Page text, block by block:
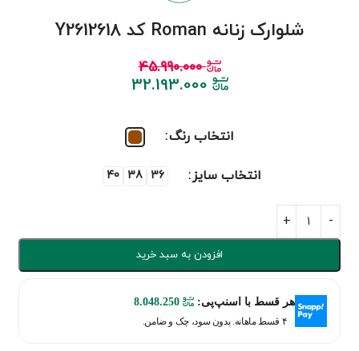
شلوارک زنانه Roman کد Y2612618
45.990.000
32.193.000
انتخاب رنگ
انتخاب سایز 36
38
40
افزودن به سبد خرید
هر قسط با اسنپ‌پی: 8.048.250
۴ قسط ماهانه. بدون سود، چک و ضامن.